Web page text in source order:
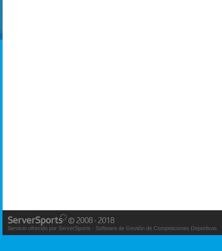
Servicio ofrecido por ServerSports - Software de Gestión de Competiciones Deportivas